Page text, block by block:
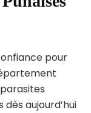
pour
aujourd’hui